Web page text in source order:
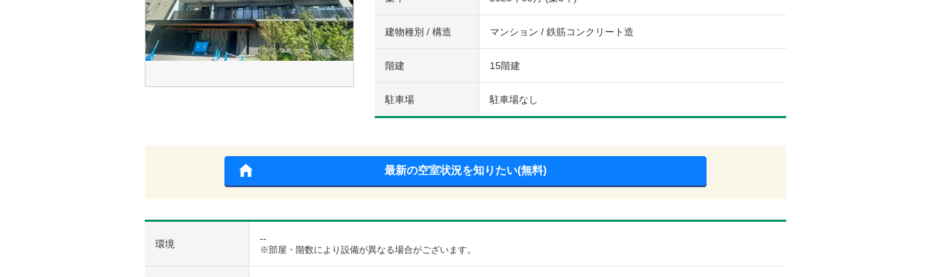
建物種別 / 構造 マンション / 鉄筋コンクリート造
階建 15階建
駐車場 駐車場なし
最新の空室状況を知りたい(無料)
環境 --
※部屋・階数により設備が異なる場合がございます。